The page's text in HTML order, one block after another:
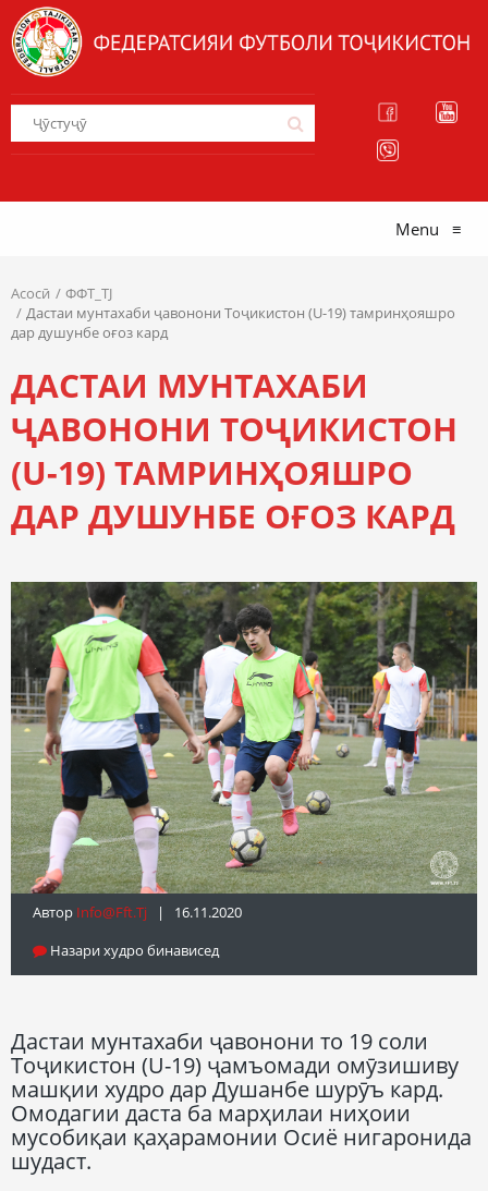
Menu ≡
Асосӣ
ФФТ_TJ
Дастаи мунтахаби ҷавонони Тоҷикистон (U-19) тамринҳояшро
дар душунбе оғоз кард
ДАСТАИ МУНТАХАБИ
ҶАВОНОНИ ТОҶИКИСТОН
(U-19) ТАМРИНҲОЯШРО
ДАР ДУШУНБЕ ОҒОЗ КАРД
Автор Info@fft.tj | 16.11.2020
Назари худро бинависед
Дастаи мунтахаби ҷавонони то 19 соли
Тоҷикистон (U-19) ҷамъомади омӯзишиву
машқии худро дар Душанбе шурӯъ кард.
Омодагии даста ба марҳилаи ниҳоии
мусобиқаи қаҳарамонии Осиё нигаронида
шудаст.